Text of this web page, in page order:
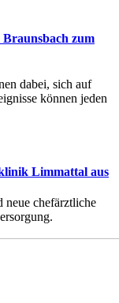
zum
dabei, sich auf
können jeden
Limmattal aus
neue chefärztliche